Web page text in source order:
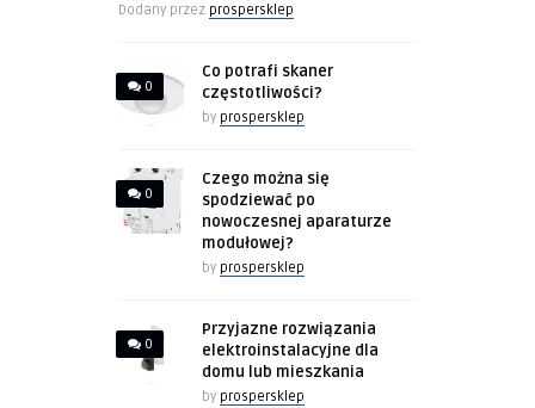
Dodany przez prospersklep
0
Co potrafi skaner
częstotliwości?
by prospersklep
0
Czego można się
spodziewać po
nowoczesnej aparaturze
modułowej?
by prospersklep
0
Przyjazne rozwiązania
elektroinstalacyjne dla
domu lub mieszkania
by prospersklep